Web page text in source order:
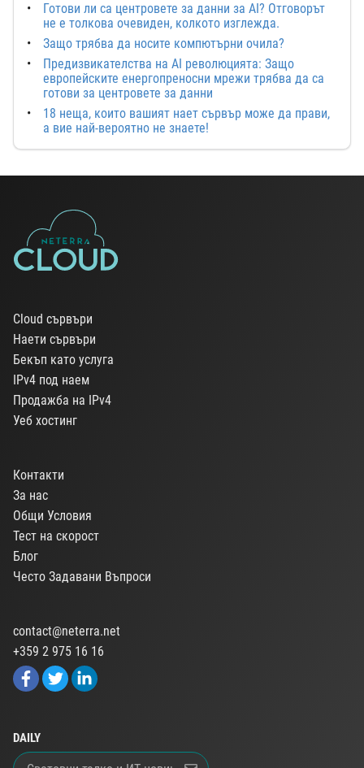
Готови ли са центровете за данни за AI? Отговорът
не е толкова очевиден, колкото изглежда.
Защо трябва да носите компютърни очила?
Предизвикателства на AI революцията: Защо
европейските енергопреносни мрежи трябва да са
готови за центровете за данни
18 неща, които вашият нает сървър може да прави,
а вие най-вероятно не знаете!
Cloud сървъри
Наети сървъри
Бекъп като услуга
IPv4 под наем
Продажба на IPv4
Уеб хостинг
Контакти
За нас
Общи Условия
Тест на скорост
Блог
Често Задавани Въпроси
contact@neterra.net
+359 2 975 16 16
DAILY